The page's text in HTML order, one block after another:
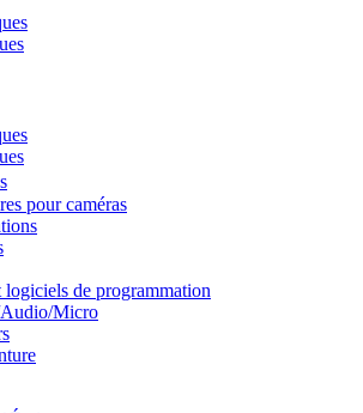
pour caméras
logiciels de programmation
Audio/Micro